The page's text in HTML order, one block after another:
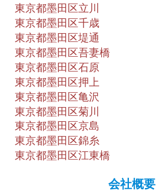
東京都墨田区立川
東京都墨田区千歳
東京都墨田区堤通
東京都墨田区吾妻橋
東京都墨田区石原
東京都墨田区押上
東京都墨田区亀沢
東京都墨田区菊川
東京都墨田区京島
東京都墨田区錦糸
東京都墨田区江東橋
会社概要